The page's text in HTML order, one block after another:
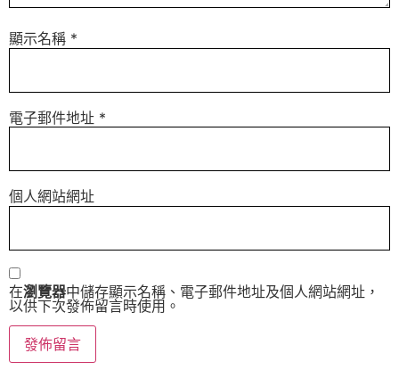
顯示名稱 *
電子郵件地址 *
個人網站網址
在瀏覽器中儲存顯示名稱、電子郵件地址及個人網站網址，
以供下次發佈留言時使用。